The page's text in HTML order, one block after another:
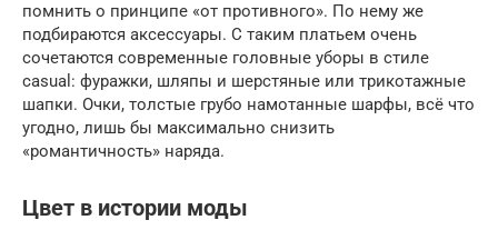
помнить о принципе «от противного». По нему же
подбираются аксессуары. С таким платьем очень
сочетаются современные головные уборы в стиле
casual: фуражки, шляпы и шерстяные или трикотажные
шапки. Очки, толстые грубо намотанные шарфы, всё что
угодно, лишь бы максимально снизить
«романтичность» наряда.
Цвет в истории моды